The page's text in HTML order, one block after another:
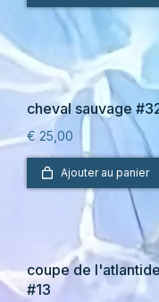
cheval sauvage
€ 25,00
Ajouter au panier
coupe de l'atlantide
#13